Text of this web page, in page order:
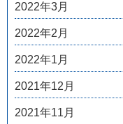
2022年3月
2022年2月
2022年1月
2021年12月
2021年11月